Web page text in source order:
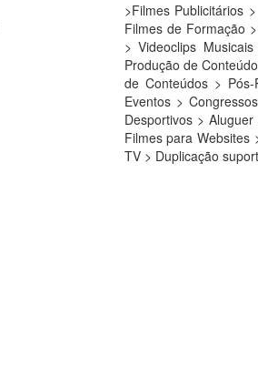
>Filmes Publicitários
Filmes de Formação
> Videoclips
Produção de
de Conteúdos >
Eventos >
Desportivos >
Filmes para Websites
TV > Duplicação